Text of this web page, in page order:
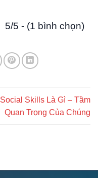
5/5 - (1 bình chọn)
Social Skills Là Gì – Tầm
Quan Trọng Của Chúng